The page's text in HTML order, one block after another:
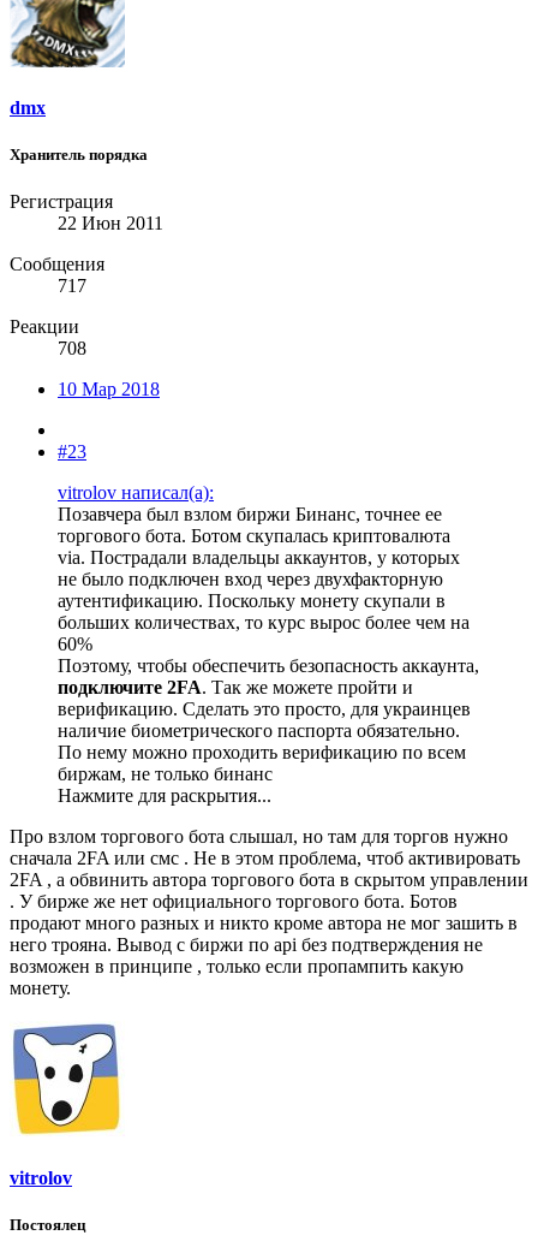
dmx
Хранитель порядка
Регистрация
22 Июн 2011
Сообщения
717
Реакции
708
10 Мар 2018
#23
vitrolov написал(а):
Позавчера был взлом биржи Бинанс, точнее ее
торгового бота. Ботом скупалась криптовалюта
via. Пострадали владельцы аккаунтов, у которых
не было подключен вход через двухфакторную
аутентификацию. Поскольку монету скупали в
больших количествах, то курс вырос более чем на
60%
Поэтому, чтобы обеспечить безопасность аккаунта,
подключите 2FA. Так же можете пройти и
верификацию. Сделать это просто, для украинцев
наличие биометрического паспорта обязательно.
По нему можно проходить верификацию по всем
биржам, не только бинанс
Нажмите для раскрытия...
Про взлом торгового бота слышал, но там для торгов нужно
сначала 2FA или смс . Не в этом проблема, чтоб активировать
2FA , а обвинить автора торгового бота в скрытом управлении
. У бирже же нет официального торгового бота. Ботов
продают много разных и никто кроме автора не мог зашить в
него трояна. Вывод с биржи по api без подтверждения не
возможен в принципе , только если пропампить какую
монету.
vitrolov
Постоялец